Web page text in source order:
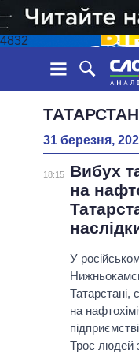
4832
СТРІЧКА
ПОДІЇ
СТАТТІ
ДУМКИ
ДАЙДЖЕСТИ
УСІ
ПРЕЗИДЕНТ І
ВЕРХОВНА
КАБІНЕТ
ГОЛОВИ
МЕРИ МІСТ
ВСІ ПЕРСОНИ
ТАТАРСТАН
31 березня,
18:15
Вибух
на
У
Татарстані,
на
Троє людей